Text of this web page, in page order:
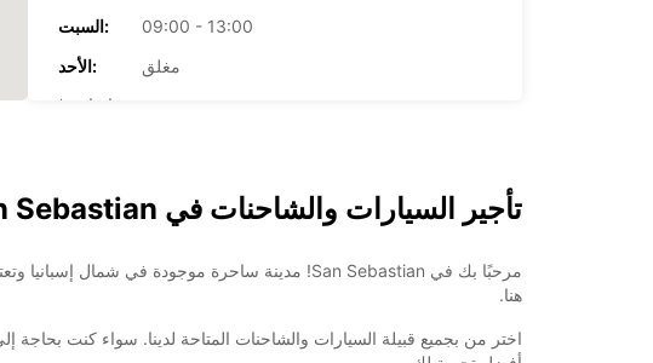
السبت:
09:00 - 13:00
الأحد:
مغلق
*برسوم إضافية
+34 (0) 664091328
خط سير الرحلة
تأجير السيارات والشاحنات في San Sebastian
هنا.
اختر من بجميع قبيلة السيارات والشاحنات المتاحة لدينا. سواء كنت بحاجة